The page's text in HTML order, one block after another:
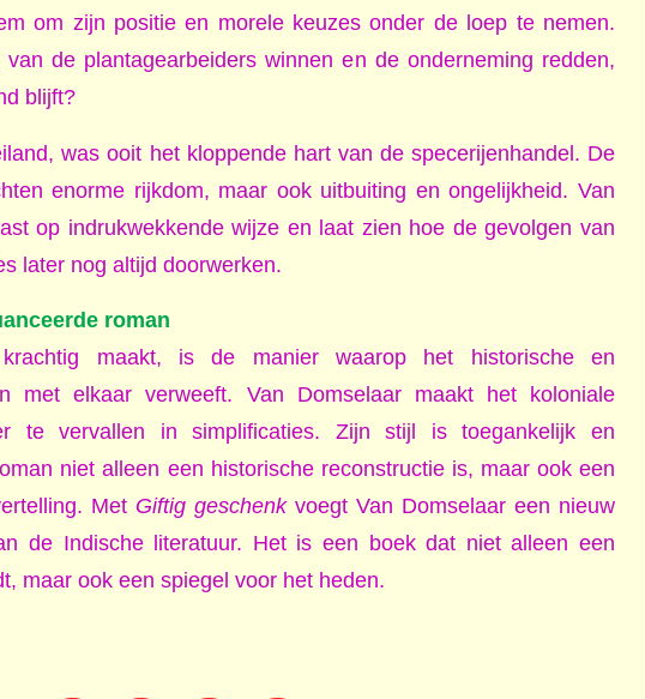
om zijn positie en morele keuzes onder de loep te nemen.
de plantagearbeiders winnen en de onderneming redden,
blijft?
was ooit het kloppende hart van de specerijenhandel. De
enorme rijkdom, maar ook uitbuiting en ongelijkheid. Van
op indrukwekkende wijze en laat zien hoe de gevolgen van
later nog altijd doorwerken.
roman
maakt, is de manier waarop het historische en
met elkaar verweeft. Van Domselaar maakt het koloniale
te vervallen in simplificaties. Zijn stijl is toegankelijk en
niet alleen een historische reconstructie is, maar ook een
Met Giftig geschenkvoegt Van Domselaar een nieuw
de Indische literatuur. Het is een boek dat niet alleen een
maar ook een spiegel voor het heden.